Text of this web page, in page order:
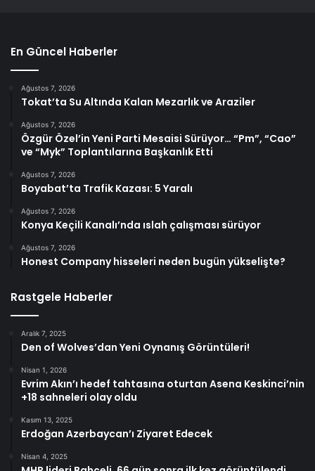
En Güncel Haberler
Ağustos 7, 2026
Tokat’ta Su Altında Kalan Mezarlık ve Araziler
Ağustos 7, 2026
Özgür Özel’in Yeni Parti Mesaisi Sürüyor… “Pm”, “Cao”
ve “Myk” Toplantılarına Başkanlık Etti
Ağustos 7, 2026
Boyabat’ta Trafik Kazası: 5 Yaralı
Ağustos 7, 2026
Konya Keçili Kanalı’nda ıslah çalışması sürüyor
Ağustos 7, 2026
Honest Company hisseleri neden bugün yükselişte?
Rastgele Haberler
Aralık 7, 2025
Den of Wolves’dan Yeni Oynanış Görüntüleri!
Nisan 1, 2026
Evrim Akın’ı hedef tahtasına oturtan Asena Keskinci’nin
+18 sahneleri olay oldu
Kasım 13, 2025
Erdoğan Azerbaycan’ı Ziyaret Edecek
Nisan 4, 2025